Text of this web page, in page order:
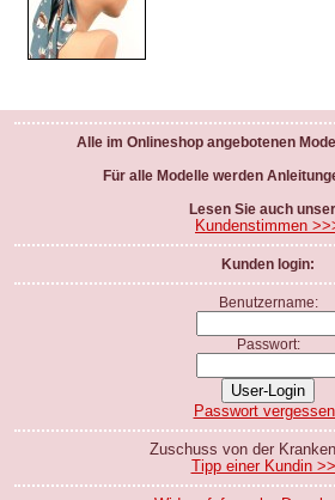
Alle im Onlineshop angebotenen
Für alle Modelle werden
Lesen Sie auch
Kundenstimmen
Kunden login:
Benutzername:
Passwort:
Passwort
Zuschuss von der
Tipp einer Kundin